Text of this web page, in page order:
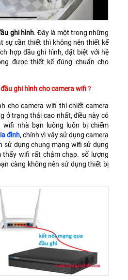
ghi hình. Đây là một trong những
sự cần thiết thì không nên thiết kế
hợp đầu ghi hình, đặt biệt với hệ
được thiết kế đúng chuẩn cho
ghi hình cho camera wifi?
cho camera wifi thì chiết camera
ở trạng thái cao nhất, điều này có
wifi nhà bạn luông luôn bị chiếm
đình, chính vì vây sử dụng camera
sử dụng chung mạng wifi sử dụng
thấy wifi rất chậm chạp. số lượng
càng không nên sử dụng thiết bị